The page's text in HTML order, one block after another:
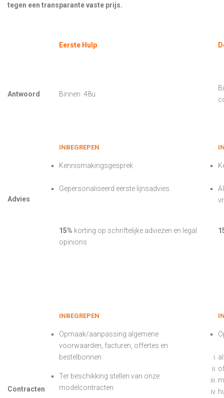
tegen een transparante vaste prijs.
Eerste Hulp
Antwoord Binnen 48u
Advies
inbegrepen
Kennismakingsgesprek
Gepersonaliseerd eerste lijnsadvies
15% korting op schriftelijke adviezen en legal
opinions
Contracten
inbegrepen
Opmaak/aanpassing algemene
voorwaarden, facturen, offertes en
bestelbonnen
Ter beschikking stellen van onze
modelcontracten